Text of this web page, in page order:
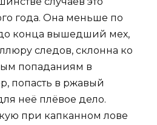
года. Она меньше по
конца вышедший мех,
следов, склонна ко
попаданиям в
попасть в ржавый
неё плёвое дело.
при капканном лове